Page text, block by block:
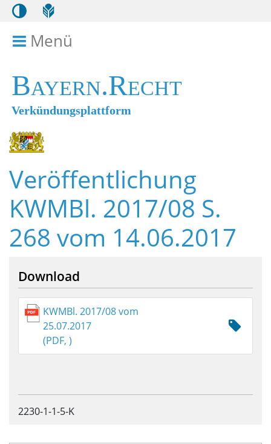
Menü
Bayern.Recht
Verkündungsplattform
Veröffentlichung
KWMBl. 2017/08 S.
268 vom 14.06.2017
Download
KWMBl. 2017/08 vom
25.07.2017
(PDF, )
2230-1-1-5-K